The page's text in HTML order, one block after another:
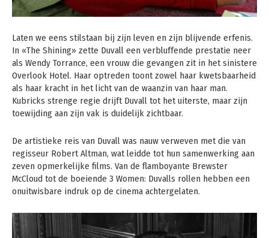
Laten we eens stilstaan ​​bij zijn leven en zijn blijvende erfenis.
In «The Shining» zette Duvall een verbluffende prestatie neer
als Wendy Torrance, een vrouw die gevangen zit in het sinistere
Overlook Hotel. Haar optreden toont zowel haar kwetsbaarheid
als haar kracht in het licht van de waanzin van haar man.
Kubricks strenge regie drijft Duvall tot het uiterste, maar zijn
toewijding aan zijn vak is duidelijk zichtbaar.
De artistieke reis van Duvall was nauw verweven met die van
regisseur Robert Altman, wat leidde tot hun samenwerking aan
zeven opmerkelijke films. Van de flamboyante Brewster
McCloud tot de boeiende 3 Women: Duvalls rollen hebben een
onuitwisbare indruk op de cinema achtergelaten.